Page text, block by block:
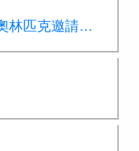
「華夏盃®」全國數學奧林匹克邀請賽 2022 & 2022 亞洲國際數學奧林匹克公開賽(AIMO Open)晉級賽